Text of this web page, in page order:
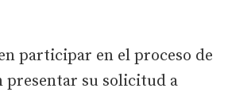
participar en el proceso de
presentar su solicitud a